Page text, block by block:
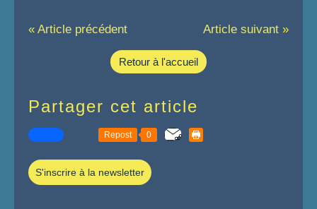
« Article précédent Article suivant »
Retour à l'accueil
Partager cet article
Repost 0
S'inscrire à la newsletter